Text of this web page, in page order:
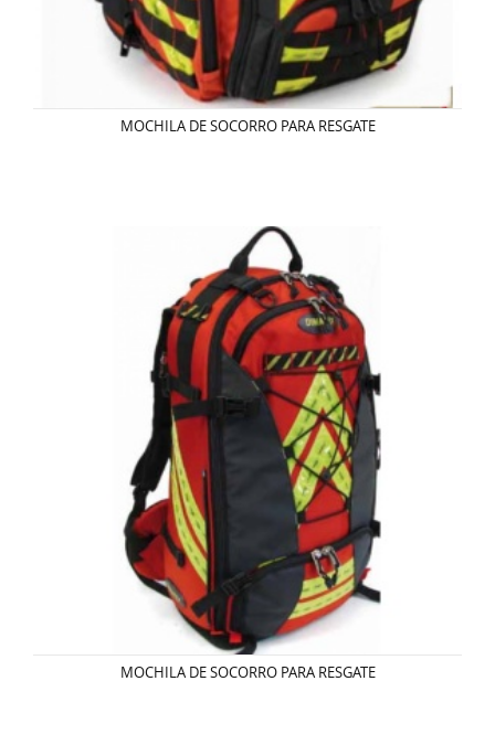
MOCHILA DE SOCORRO PARA RESGATE
MOCHILA DE SOCORRO PARA RESGATE